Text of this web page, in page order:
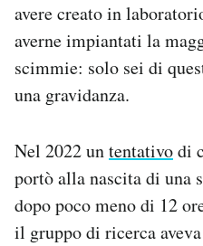
avere creato in
averne impiantati la
scimmie: solo sei di
una gravidanza.
Nel 2022 untentativodi
portò alla nascita di una
dopo poco meno di 12
il gruppo di ricerca